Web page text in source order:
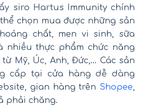
siro Hartus Immunity chính
chọn mua được những sản
chất, men vi sinh, sữa
nhiều thực phẩm chức năng
Mỹ, Úc, Anh, Đức,… Các sản
cấp tại cửa hàng dễ dàng
gian hàng trên Shopee,
phải chăng.